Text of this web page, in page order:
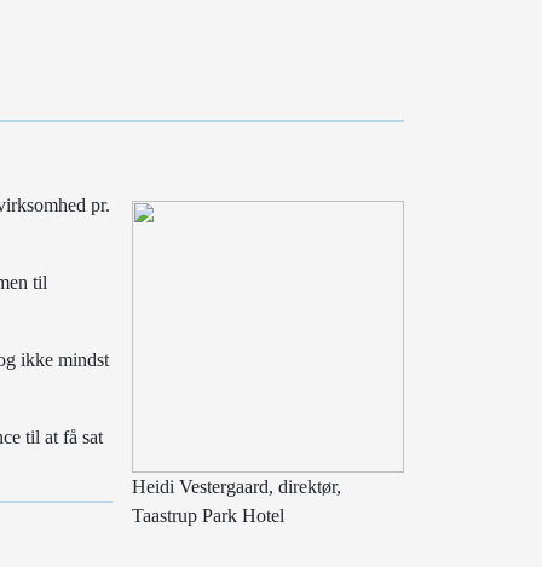
Heidi Vestergaard, direktør,
Taastrup Park Hotel
pr.
til
ikke mindst
til at få sat